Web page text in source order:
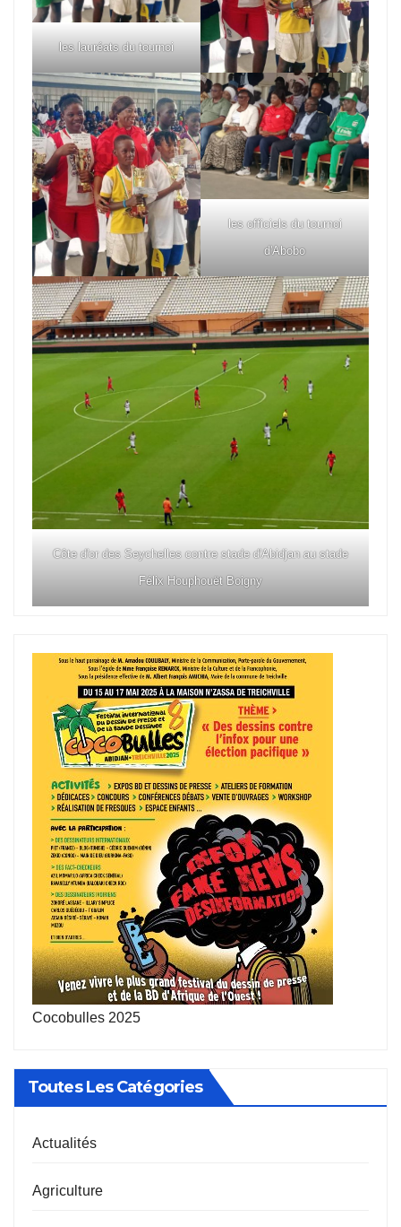
les lauréats du tournoi
les officiels du tournoi
d'Abobo
Côte d'or des Seychelles contre stade d'Abidjan au stade
Félix Houphouët Boigny
Cocobulles 2025
Toutes Les Catégories
Actualités
Agriculture